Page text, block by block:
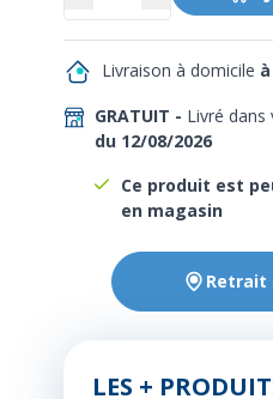
GRATUIT - Livré dans
du 12/08/2026
Livraison à domicile
Ce produit est
en magasin
Retrait
LES +